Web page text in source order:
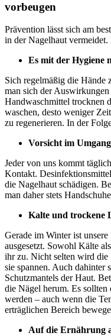
vorbeugen
Prävention lässt sich am
in der Nagelhaut
Es mit der Hygiene
Sich regelmäßig die Hände
man sich der
Handwaschmittel trocknen
waschen, desto weniger
zu regenerieren. In der
Vorsicht im
Jeder von uns kommt
Kontakt.
die Nagelhaut schädigen.
man daher stets
Kalte und trockene
Gerade im Winter ist
ausgesetzt. Sowohl Kälte
ihr zu. Nicht selten wird die
sie spannen. Auch dahinter
Schutzmantels der Haut.
die Nägel herum. Es sollten
werden – auch wenn die
erträglichen Bereich
Auf die Ernährung